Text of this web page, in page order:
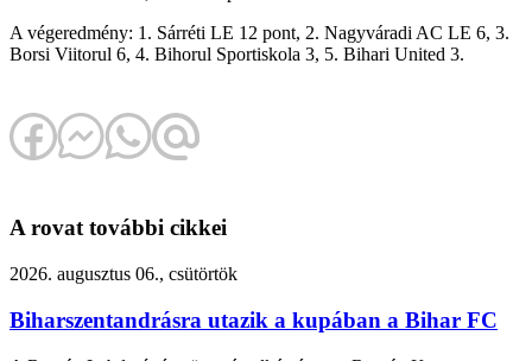
A végeredmény: 1. Sárréti LE 12 pont, 2. Nagyváradi AC LE 6, 3.
Borsi Viitorul 6, 4. Bihorul Sportiskola 3, 5. Bihari United 3.
A rovat további cikkei
2026. augusztus 06., csütörtök
Biharszentandrásra utazik a kupában a Bihar FC